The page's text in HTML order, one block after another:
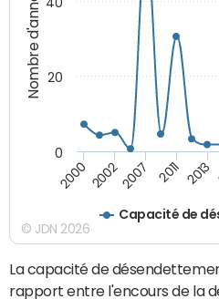
Nombre d'années
Capacité de
2000 20022007 2011 2013
0
20
© JDN 2026
La capacité de
rapport entre l'encours de la